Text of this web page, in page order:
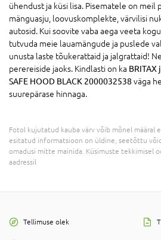
ühendust ja küsi lisa. Pisematele on meil
mänguasju, loovuskomplekte, värvilisi
autosid. Kui soovite vaba aega veeta
tutvuda meie lauamängude ja puslede
unusta laste tõukerattaid ja jalgrattaid!
perereiside jaoks. Kindlasti on ka BRITAX
SAFE HOOD BLACK 2000032538 väga
suurepärase hinnaga.
Fotol kujutatud kauba värv võib mõnel määral
esitatud informatsioon on üldine, seetõttu
omadusi mitte mainida. Küsimuste tekkimisel
aadressil
Tellimuse olek